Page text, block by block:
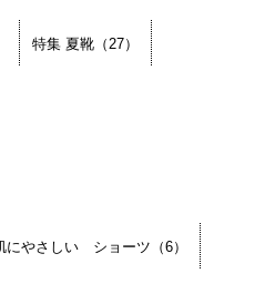
特集 夏靴（27）
にやさしい ショーツ（6）